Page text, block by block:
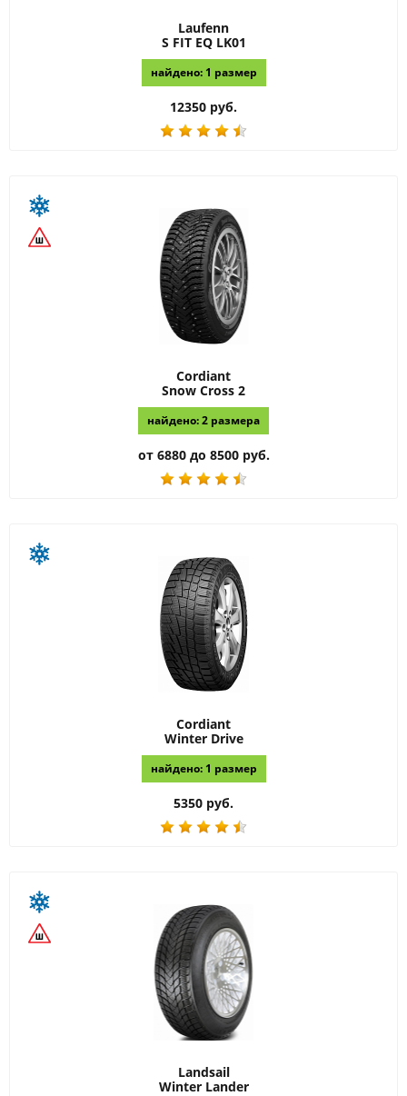
Laufenn
S FIT EQ LK01
найдено: 1 размер
12350 руб.
Cordiant
Snow Cross 2
найдено: 2 размера
от 6880 до 8500 руб.
Cordiant
Winter Drive
найдено: 1 размер
5350 руб.
Landsail
Winter Lander